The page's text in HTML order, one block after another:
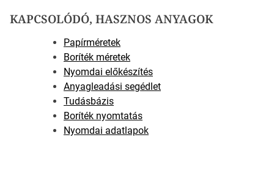
KAPCSOLÓDÓ, HASZNOS ANYAGOK
Papírméretek
Boríték méretek
Nyomdai előkészítés
Anyagleadási segédlet
Tudásbázis
Boríték nyomtatás
Nyomdai adatlapok